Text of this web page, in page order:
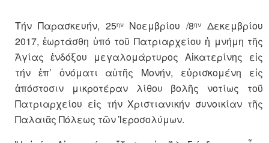
Τήν Παρασκευήν, 25ηνΝοεμβρίου /8ην
Δεκεμβρίου
2017, ἑωρτάσθη ὑπό τοῦ Πατριαρχείου ἡ μνήμη τῆς
Ἁγίας ἐνδόξου μεγαλομάρτυρος Αἰκατερίνης εἰς
τήν ἐπ’ ὀνόματι αὐτῆς Μονήν, εὑρισκομένη εἰς
ἀπόστοσιν μικροτέραν λίθου βολῆς νοτίως τοῦ
Πατριαρχείου εἰς τήν Χριστιανικήν συνοικίαν τῆς
Παλαιᾶς Πόλεως τῶν Ἱεροσολύμων.